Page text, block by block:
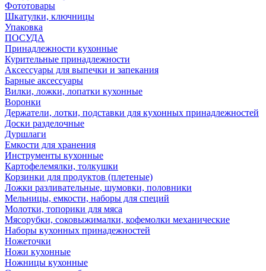
Фототовары
Шкатулки, ключницы
Упаковка
ПОСУДА
Принадлежности кухонные
Курительные принадлежности
Аксессуары для выпечки и запекания
Барные аксессуары
Вилки, ложки, лопатки кухонные
Воронки
Держатели, лотки, подставки для кухонных принадлежностей
Доски разделочные
Дуршлаги
Емкости для хранения
Инструменты кухонные
Картофелемялки, толкушки
Корзинки для продуктов (плетеные)
Ложки разливательные, шумовки, половники
Мельницы, емкости, наборы для специй
Молотки, топорики для мяса
Мясорубки, соковыжималки, кофемолки механические
Наборы кухонных принадежностей
Ножеточки
Ножи кухонные
Ножницы кухонные